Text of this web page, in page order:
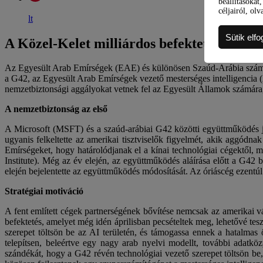
lt
A Közel-Kelet milliárdos befektetésekkel
Az Egyesült Arab Emírségek (EAE) és különösen Szaúd-Arábia
a G42, az Egyesült Arab Emírségek vezető mesterséges
nemzetbiztonsági aggályokat vetnek fel az Egyesült Államok
A nemzetbiztonság az első
A Microsoft (MSFT) és a szaúd-arábiai G42 közötti
ugyanis felkeltette az amerikai tisztviselők figyelmét, akik
Emírségeket, hogy határolódjanak el a kínai technológiai
Institute). Még az év elején, az együttműködés aláírása előtt a G42
elején bejelentette az együttműködés módosítását. Az óriáscég
Stratégiai motiváció
A fent említett cégek partnerségének bővítése nemcsak az amerikai
befektetés, amelyet még idén áprilisban pecsételtek meg, lehetővé
szerepet töltsön be az AI területén, és támogassa ennek a
telepítsen, beleértve egy nagy arab nyelvi modellt, további
szándékát, hogy a G42 révén technológiai vezető szerepet töltsön
céljairól,
Sütik